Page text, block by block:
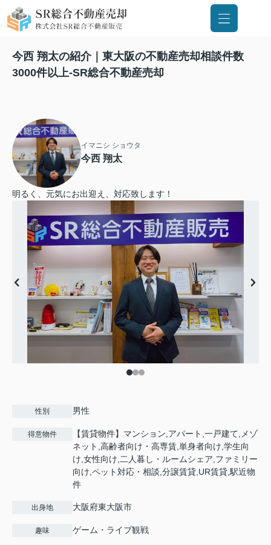
今西 翔太の紹介｜東大阪の不動産売却相談件数
3000件以上-SR総合不動産売却
イマニシ ショウタ
今西 翔太
明るく、元気にお出迎え、対応致します！
性別 男性
得意物件
【賃貸物件】マンション,アパート,一戸建て,メゾ
ネット,高齢者向け・高専賃,単身者向け,学生向
け,女性向け,二人暮し・ルームシェア,ファミリー
向け,ペット対応・相談,分譲賃貸,UR賃貸,駅近物
件
出身地 大阪府東大阪市
趣味 ゲーム・ライブ観戦